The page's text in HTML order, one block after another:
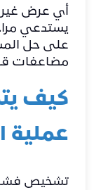
أي عرض غير
يستدعي
على حل
مضاعفات قد
كيف
عملية
تشخيص فشل